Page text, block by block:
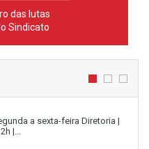
das lutas
Sindicato
a sexta-feira Diretoria |
|...